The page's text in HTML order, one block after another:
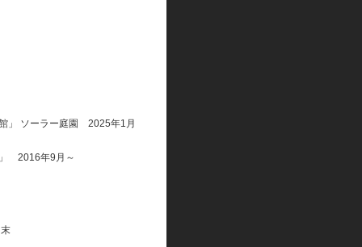
」 ソーラー庭園 2025年1月
」 2016年9月～